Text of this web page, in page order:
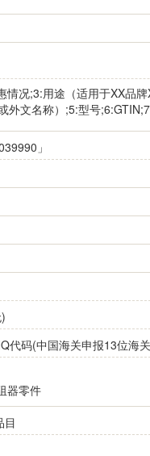
情况;3:用途（适用于XX品
外文名称）;5:型号
」
代码(中国海关申报13位海
器零件
目